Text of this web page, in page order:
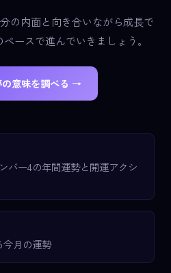
の内面と向き合いながら成長で
ースで進んでいきましょう。
の意味を調べる →
バー4の年間運勢と開運アクシ
今月の運勢